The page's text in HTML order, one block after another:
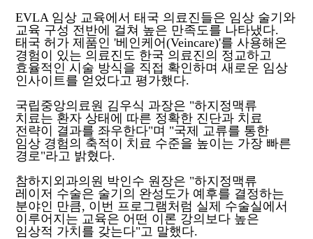
EVLA 임상 교육에서 태국 의료진들은 임상 술기와
교육 구성 전반에 걸쳐 높은 만족도를 나타냈다.
태국 허가 제품인 '베인케어(Veincare)'를 사용해온
경험이 있는 의료진도 한국 의료진의 정교하고
효율적인 시술 방식을 직접 확인하며 새로운 임상
인사이트를 얻었다고 평가했다.
국립중앙의료원 김우식 과장은 "하지정맥류
치료는 환자 상태에 따른 정확한 진단과 치료
전략이 결과를 좌우한다"며 "국제 교류를 통한
임상 경험의 축적이 치료 수준을 높이는 가장 빠른
경로"라고 밝혔다.
참하지외과의원 박인수 원장은 "하지정맥류
레이저 수술은 술기의 완성도가 예후를 결정하는
분야인 만큼, 이번 프로그램처럼 실제 수술실에서
이루어지는 교육은 어떤 이론 강의보다 높은
임상적 가치를 갖는다"고 말했다.